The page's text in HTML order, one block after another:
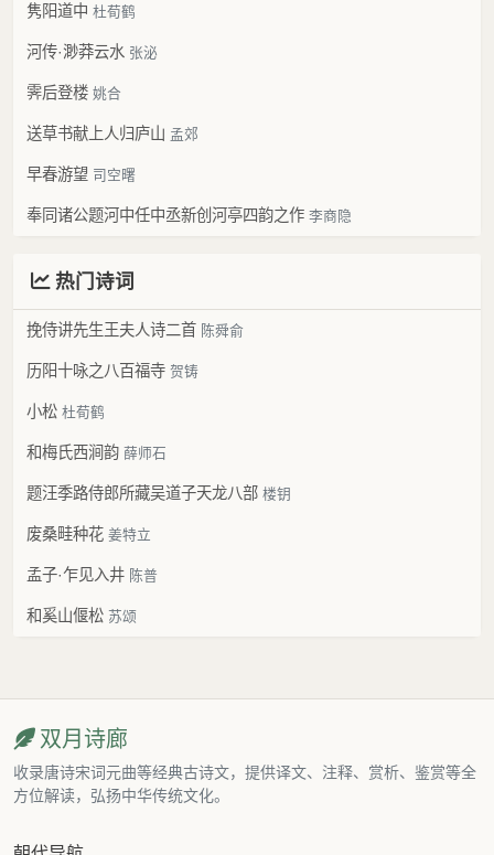
隽阳道中 杜荀鹤
河传·渺莽云水 张泌
霁后登楼 姚合
送草书献上人归庐山 孟郊
早春游望 司空曙
奉同诸公题河中任中丞新创河亭四韵之作 李商隐
热门诗词
挽侍讲先生王夫人诗二首 陈舜俞
历阳十咏之八百福寺 贺铸
小松 杜荀鹤
和梅氏西涧韵 薛师石
题汪季路侍郎所藏吴道子天龙八部 楼钥
废桑畦种花 姜特立
孟子·乍见入井 陈普
和奚山偃松 苏颂
双月诗廊
收录唐诗宋词元曲等经典古诗文，提供译文、注释、赏析、鉴赏等全
方位解读，弘扬中华传统文化。